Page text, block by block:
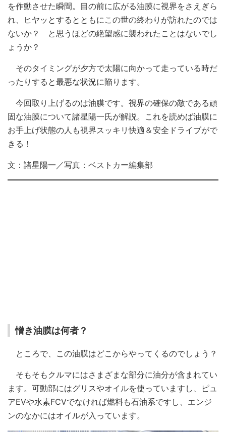
を作動させた瞬間。目の前に広がる油膜に視界をさえぎら
れ、ヒヤッとするとともにこの世の終わりが訪れたのでは
ないか？ と思うほどの絶望感に襲われたことはないでし
ょうか？
そのタイミングが夕方で太陽に向かって走っている時だ
ったりすると最悪な状況に陥ります。
今回取り上げるのは油膜です。視界の確保の敵である頑
固な油膜について諸星陽一氏が解説。これを読めば油膜に
お手上げ状態の人も視界スッキリ快適＆安全ドライブがで
きる！
文：諸星陽一／写真：ベストカー編集部
憎き油膜は何者？
ところで、この油膜はどこからやってくるのでしょう？
そもそもクルマにはさまざまな部分に油分が含まれてい
ます。可動部にはグリスやオイルを使っていますし、ピュ
アEVや水素FCVでなければ燃料も石油系ですし、エンジ
ンのなかにはオイルが入っています。